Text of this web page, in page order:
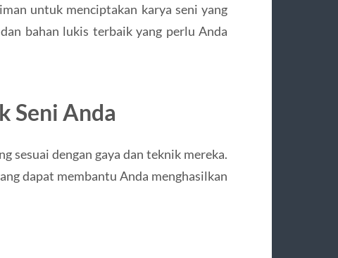
untuk menciptakan karya seni yang
bahan lukis terbaik yang perlu Anda
Seni Anda
sesuai dengan gaya dan teknik mereka.
dapat membantu Anda menghasilkan